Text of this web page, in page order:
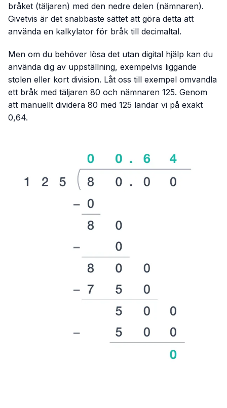
bråket (täljaren) med den nedre delen (nämnaren).
Givetvis är det snabbaste sättet att göra detta att
använda en kalkylator för bråk till decimaltal.
Men om du behöver lösa det utan digital hjälp kan du
använda dig av uppställning, exempelvis liggande
stolen eller kort division. Låt oss till exempel omvandla
ett bråk med täljaren 80 och nämnaren 125. Genom
att manuellt dividera 80 med 125 landar vi på exakt
0,64.